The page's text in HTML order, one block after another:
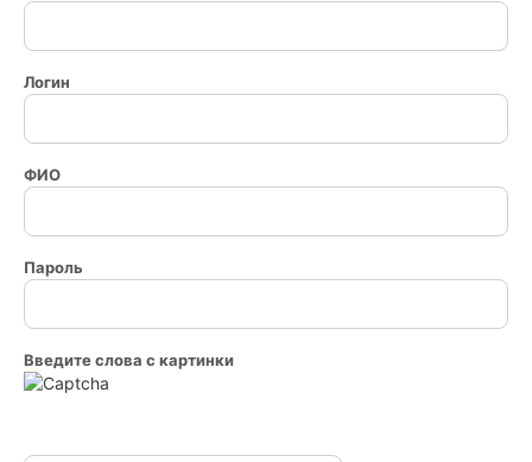
Логин
ФИО
Пароль
Введите слова с картинки